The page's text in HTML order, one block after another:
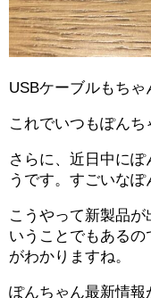
USBケーブルもちゃ
これでいつもぽん
さらに、近日中に
うです。すごいなぽ
こうやって新製品
いうことでもある
がわかりますね。
ぽんちゃん最新情